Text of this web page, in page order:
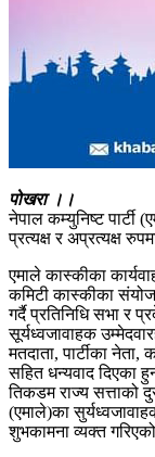
पोखरा ।।
नेपाल कम्युनिष्ट पार्टी
प्रत्यक्ष र अप्रत्यक्ष
एमाले कास्कीका
कमिटी कास्कीका
गर्दै प्रतिनिधि सभा र
सूर्यध्वजावाहक
मतदाता, पार्टीका
सहित धन्यवाद दिएका
तिकडम राज्य सत्ताको
(एमाले)का
शुभकामना व्यक्त